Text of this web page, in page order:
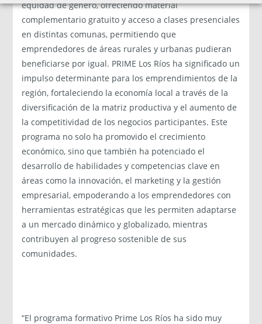
equidad de género, ofreciendo material
complementario gratuito y acceso a clases presenciales
en distintas comunas, permitiendo que
emprendedores de áreas rurales y urbanas pudieran
beneficiarse por igual. PRIME Los Ríos ha significado un
impulso determinante para los emprendimientos de la
región, fortaleciendo la economía local a través de la
diversificación de la matriz productiva y el aumento de
la competitividad de los negocios participantes. Este
programa no solo ha promovido el crecimiento
económico, sino que también ha potenciado el
desarrollo de habilidades y competencias clave en
áreas como la innovación, el marketing y la gestión
empresarial, empoderando a los emprendedores con
herramientas estratégicas que les permiten adaptarse
a un mercado dinámico y globalizado, mientras
contribuyen al progreso sostenible de sus
comunidades.
“El programa formativo Prime Los Ríos ha sido muy